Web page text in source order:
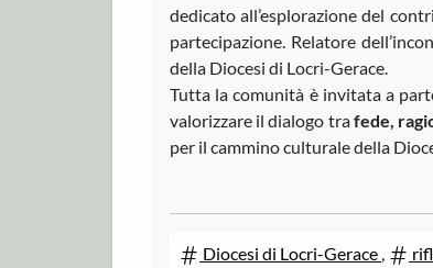
dedicato all’esplorazione del
partecipazione. Relatore
della Diocesi di Locri-Gerace.
Tutta la comunità è invitata a
valorizzare il dialogo trafede,
per il cammino culturale della
Diocesi di Locri-Gerace ,